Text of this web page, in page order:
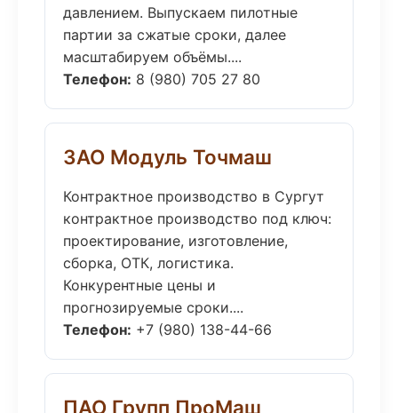
давлением. Выпускаем пилотные
партии за сжатые сроки, далее
масштабируем объёмы....
Телефон: 8 (980) 705 27 80
ЗАО Модуль Точмаш
Контрактное производство в Сургут
контрактное производство под ключ:
проектирование, изготовление,
сборка, ОТК, логистика.
Конкурентные цены и
прогнозируемые сроки....
Телефон: +7 (980) 138-44-66
ПАО Групп ПроМаш